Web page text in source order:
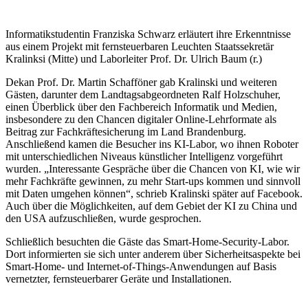
Informatikstudentin Franziska Schwarz erläutert ihre Erkenntnisse
aus einem Projekt mit fernsteuerbaren Leuchten Staatssekretär
Kralinksi (Mitte) und Laborleiter Prof. Dr. Ulrich Baum (r.)
Dekan Prof. Dr. Martin Schafföner gab Kralinski und weiteren
Gästen, darunter dem Landtagsabgeordneten Ralf Holzschuher,
einen Überblick über den Fachbereich Informatik und Medien,
insbesondere zu den Chancen digitaler Online-Lehrformate als
Beitrag zur Fachkräftesicherung im Land Brandenburg.
Anschließend kamen die Besucher ins KI-Labor, wo ihnen Roboter
mit unterschiedlichen Niveaus künstlicher Intelligenz vorgeführt
wurden. „Interessante Gespräche über die Chancen von KI, wie wir
mehr Fachkräfte gewinnen, zu mehr Start-ups kommen und sinnvoll
mit Daten umgehen können“, schrieb Kralinski später auf Facebook.
Auch über die Möglichkeiten, auf dem Gebiet der KI zu China und
den USA aufzuschließen, wurde gesprochen.
Schließlich besuchten die Gäste das Smart-Home-Security-Labor.
Dort informierten sie sich unter anderem über Sicherheitsaspekte bei
Smart-Home- und Internet-of-Things-Anwendungen auf Basis
vernetzter, fernsteuerbarer Geräte und Installationen.